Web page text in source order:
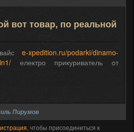
вот товар, по реальной
e-xpedition.ru/podarki/dinamo-
електро прикуриватель от
Пирумов
, чтобы присоединиться к